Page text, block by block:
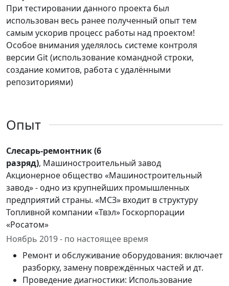
При тестировании данного проекта был
использован весь ранее полученный опыт тем
самым ускорив процесс работы над проектом!
Особое внимания уделялось системе контроля
версии Git (использование командной строки,
создание комитов, работа с удалёнными
репозиториями)
Опыт
Слесарь-ремонтник (6
разряд), Машиностроительный завод
Акционерное общество «Машиностроительный
завод» - одно из крупнейших промышленных
предприятий страны. «МСЗ» входит в структуру
Топливной компании «Твэл» Госкорпорации
«Росатом»
Ноябрь 2019 - по настоящее время
Ремонт и обслуживание оборудования: включает
разборку, замену повреждённых частей и дт.
Проведение диагностики: Использование